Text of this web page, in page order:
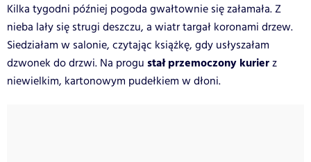
Kilka tygodni później pogoda gwałtownie się załamała. Z
nieba lały się strugi deszczu, a wiatr targał koronami drzew.
Siedziałam w salonie, czytając książkę, gdy usłyszałam
dzwonek do drzwi. Na progu stał przemoczony kurierz
niewielkim, kartonowym pudełkiem w dłoni.